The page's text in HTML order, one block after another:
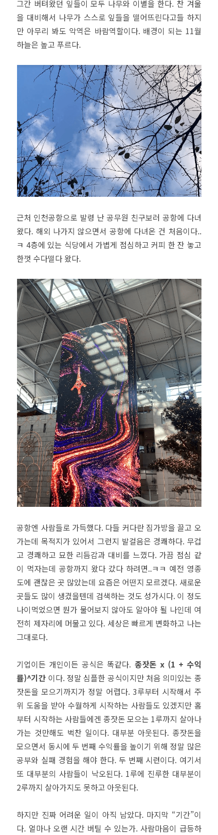
그간 버텨왔던 잎들이 모두 나무와 이별을 한다. 찬 겨울
을 대비해서 나무가 스스로 잎들을 떨어뜨린다고들 하지
만 아무리 봐도 악역은 바람역할이다. 배경이 되는 11월
하늘은 높고 푸르다.
근처 인천공항으로 발령 난 공무원 친구보러 공항에 다녀
왔다. 해외 나가지 않으면서 공항에 다녀온 건 처음이다..
ㅋ 4층에 있는 식당에서 가볍게 점심하고 커피 한 잔 놓고
한껏 수다떨다 왔다.
공항엔 사람들로 가득했다. 다들 커다란 짐가방을 끌고 오
가는데 목적지가 있어서 그런지 발걸음은 경쾌하다. 무겁
고 경쾌하고 묘한 리듬감과 대비를 느꼈다. 가끔 점심 같
이 먹자는데 공항까지 왔다 갔다 하려면..ㅋㅋ 예전 영종
도에 괜찮은 곳 많았는데 요즘은 어떤지 모르겠다. 새로운
곳들도 많이 생겼을텐데 검색하는 것도 성가시다. 이 정도
나이먹었으면 뭔가 물어보지 않아도 알아야 될 나인데 여
전히 제자리에 머물고 있다. 세상은 빠르게 변화하고 나는
그대로다.
기업이든 개인이든 공식은 똑같다. 종잣돈 x (1 + 수익
률)^기간 이다. 정말 심플한 공식이지만 처음 의미있는 종
잣돈을 모으기까지가 정말 어렵다. 3루부터 시작해서 주
위 도움을 받아 수월하게 시작하는 사람들도 있겠지만 홈
부터 시작하는 사람들에겐 종잣돈 모으는 1루까지 살아나
가는 것만해도 벅찬 일이다. 대부분 아웃된다. 종잣돈을
모으면서 동시에 두 번째 수익률을 높이기 위해 정말 많은
공부와 실패 경험을 해야 한다. 두 번째 시련이다. 여기서
또 대부분의 사람들이 낙오된다. 1루에 진루한 대부분이
2루까지 살아가지도 못하고 아웃된다.
하지만 진짜 어려운 일이 아직 남았다. 마지막 “기간”이
다. 얼마나 오랜 시간 버틸 수 있는가. 사람마음이 급등하